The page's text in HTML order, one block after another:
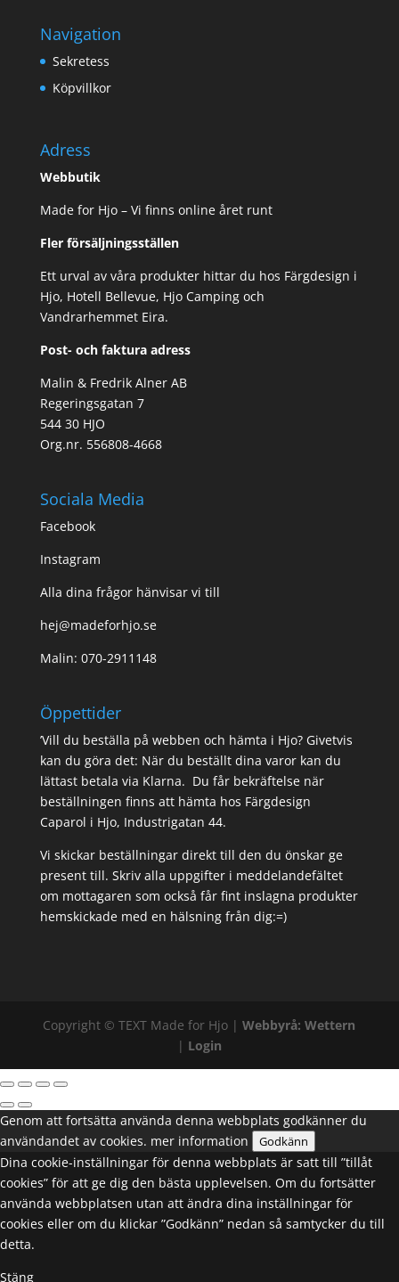
Navigation
Sekretess
Köpvillkor
Adress
Webbutik
Made for Hjo – Vi finns online året runt
Fler försäljningsställen
Ett urval av våra produkter hittar du hos Färgdesign i
Hjo, Hotell Bellevue, Hjo Camping och
Vandrarhemmet Eira.
Post- och faktura adress
Malin & Fredrik Alner AB
Regeringsgatan 7
544 30 HJO
Org.nr. 556808-4668
Sociala Media
Facebook
Instagram
Alla dina frågor hänvisar vi till
hej@madeforhjo.se
Malin: 070-2911148
Öppettider
’Vill du beställa på webben och hämta i Hjo? Givetvis
kan du göra det: När du beställt dina varor kan du
lättast betala via Klarna. Du får bekräftelse när
beställningen finns att hämta hos Färgdesign
Caparol i Hjo, Industrigatan 44.
Vi skickar beställningar direkt till den du önskar ge
present till. Skriv alla uppgifter i meddelandefältet
om mottagaren som också får fint inslagna produkter
hemskickade med en hälsning från dig:=)
Copyright ©TEXT Made for Hjo |Webbyrå: Wettern
| Login
Genom att fortsätta använda denna webbplats godkänner du
användandet av cookies. mer information Godkänn
Dina cookie-inställningar för denna webbplats är satt till ”tillåt
cookies” för att ge dig den bästa upplevelsen. Om du fortsätter
använda webbplatsen utan att ändra dina inställningar för
cookies eller om du klickar ”Godkänn” nedan så samtycker du till
detta.
Stäng